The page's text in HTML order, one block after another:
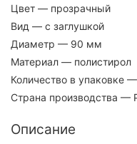
Цвет — прозрачный
Вид — с заглушкой
Диаметр — 90 мм
Материал — полистирол
Количество в упаковке —
Страна производства —
Описание